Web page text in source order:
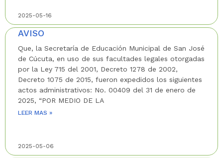
2025-05-16
AVISO
Que, la Secretaría de Educación Municipal de San José
de Cúcuta, en uso de sus facultades legales otorgadas
por la Ley 715 del 2001, Decreto 1278 de 2002,
Decreto 1075 de 2015, fueron expedidos los siguientes
actos administrativos: No. 00409 del 31 de enero de
2025, “POR MEDIO DE LA
LEER MAS »
2025-05-06